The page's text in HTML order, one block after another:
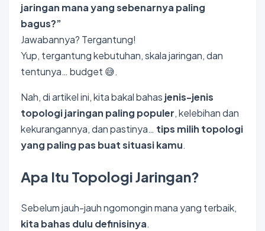
jaringan mana yang sebenarnya paling
bagus?”
Jawabannya? Tergantung!
Yup, tergantung kebutuhan, skala jaringan, dan
tentunya… budget 😅.
Nah, di artikel ini, kita bakal bahas jenis-jenis
topologi jaringan paling populer, kelebihan dan
kekurangannya, dan pastinya… tips milih topologi
yang paling pas buat situasi kamu.
Apa Itu Topologi Jaringan?
Sebelum jauh-jauh ngomongin mana yang terbaik,
kita bahas dulu definisinya.